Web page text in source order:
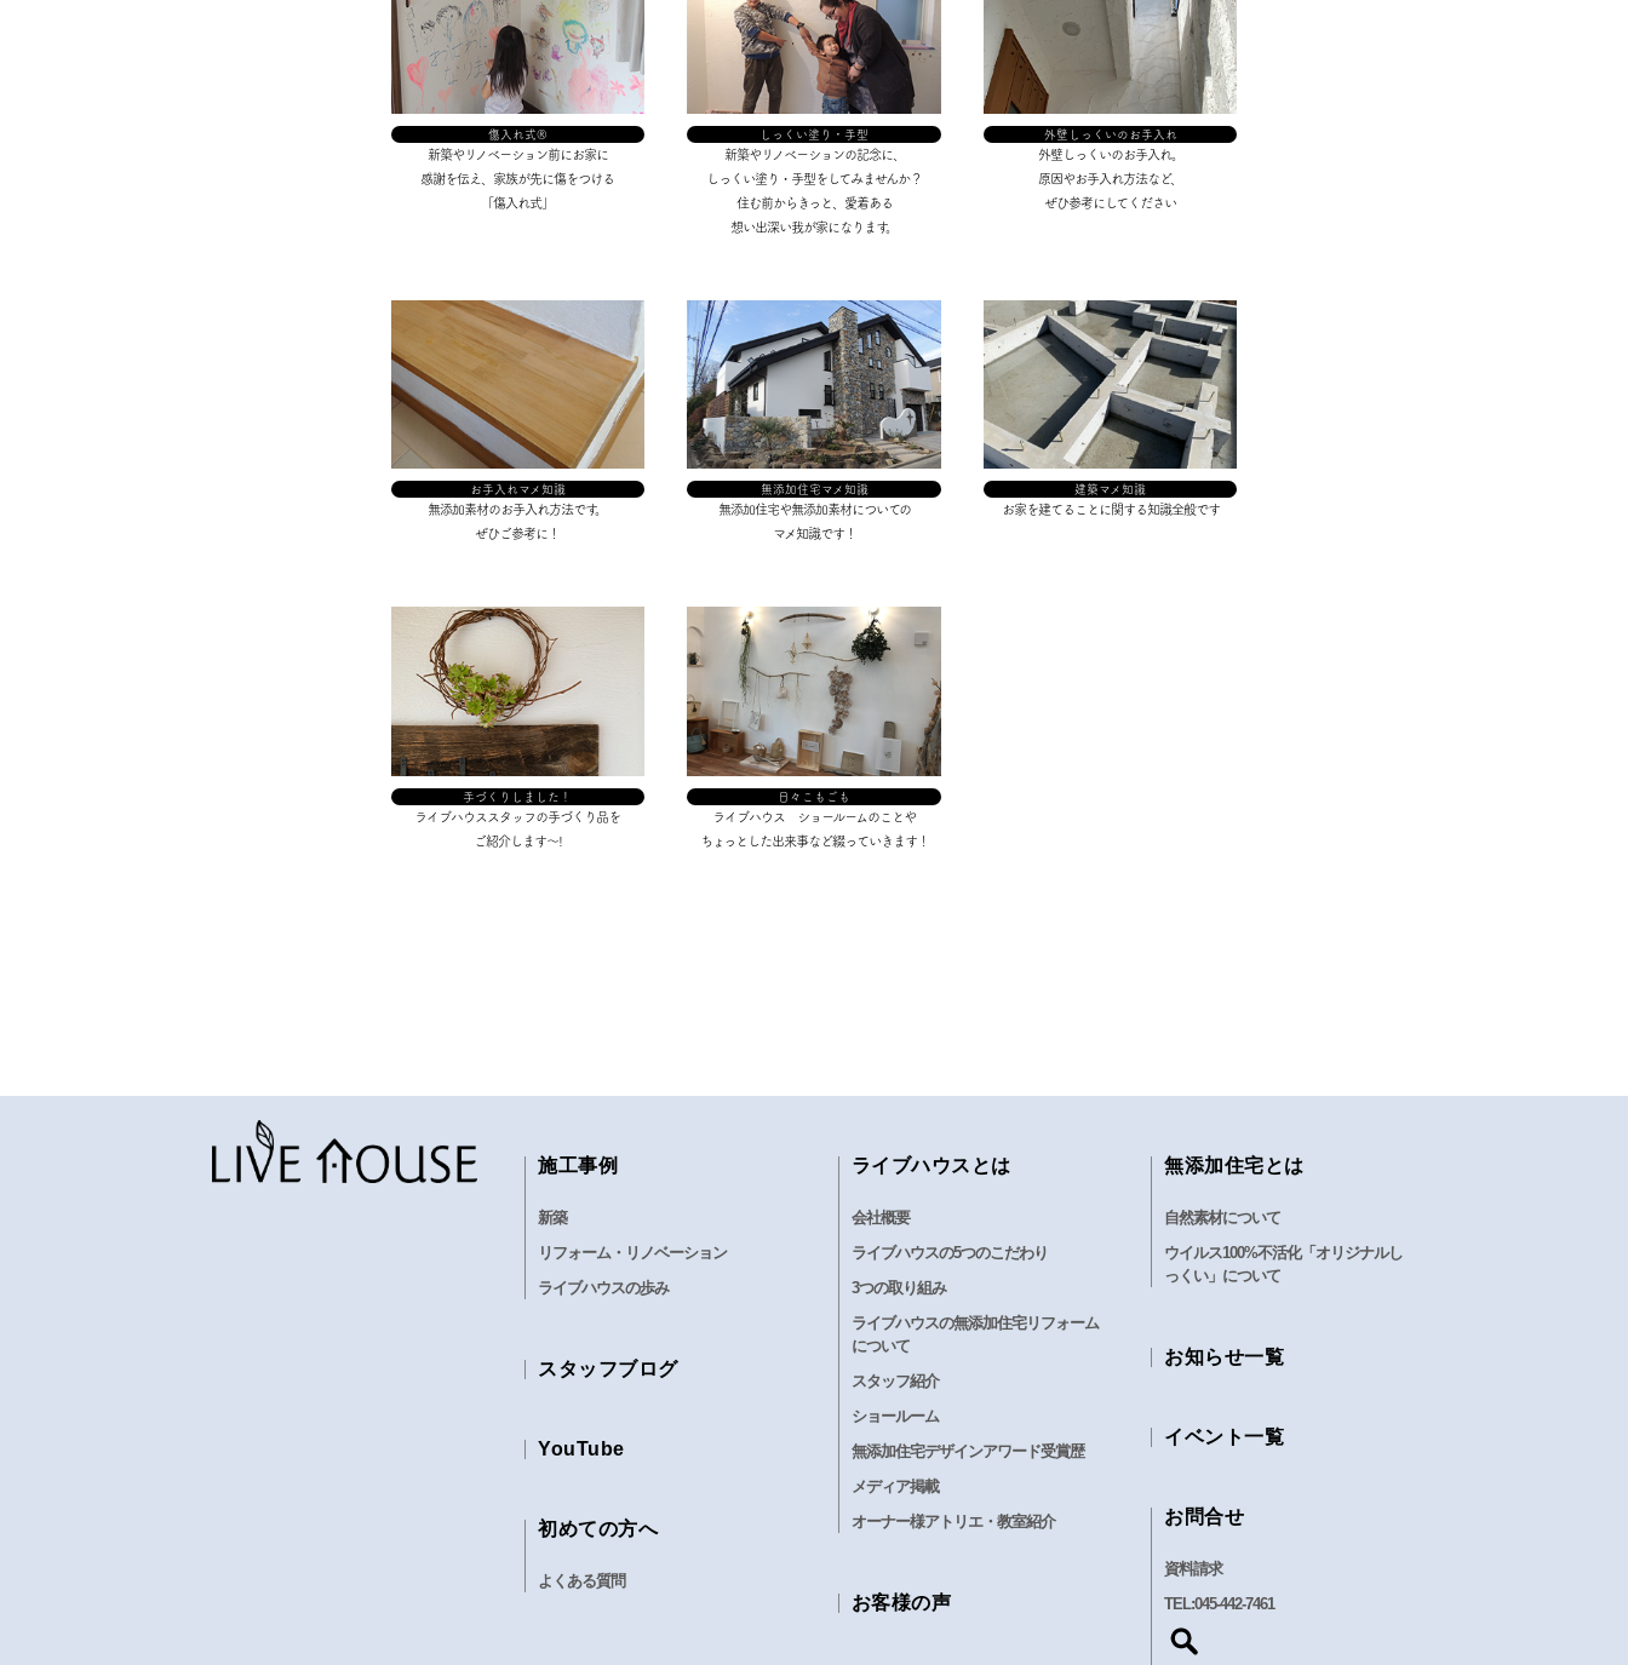
傷入れ式®
新築やリノベーション前にお家に
感謝を伝え、家族が先に傷をつける
「傷入れ式」
しっくい塗り・手型
新築やリノベーションの記念に、
しっくい塗り・手型をしてみませんか？
住む前からきっと、愛着ある
想い出深い我が家になります。
外壁しっくいのお手入れ
外壁しっくいのお手入れ。
原因やお手入れ方法など、
ぜひ参考にしてください
お手入れマメ知識
無添加素材のお手入れ方法です。
ぜひご参考に！
無添加住宅マメ知識
無添加住宅や無添加素材についての
マメ知識です！
建築マメ知識
お家を建てることに関する知識全般です
手づくりしました！
ライブハウススタッフの手づくり品を
ご紹介します～!
日々こもごも
ライブハウス ショールームのことや
ちょっとした出来事など綴っていきます！
施工事例
新築
リフォーム・リノベーション
ライブハウスの歩み
スタッフブログ
YouTube
初めての方へ
よくある質問
ライブハウスとは
会社概要
ライブハウスの5つのこだわり
3つの取り組み
ライブハウスの無添加住宅リフォーム
について
スタッフ紹介
ショールーム
無添加住宅デザインアワード受賞歴
メディア掲載
オーナー様アトリエ・教室紹介
お客様の声
無添加住宅とは
自然素材について
ウイルス100%不活化「オリジナルし
っくい」について
お知らせ一覧
イベント一覧
お問合せ
資料請求
TEL:045-442-7461